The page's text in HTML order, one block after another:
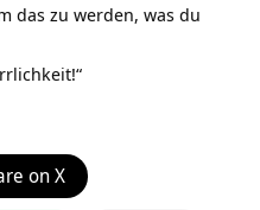
das zu werden, was du
on X